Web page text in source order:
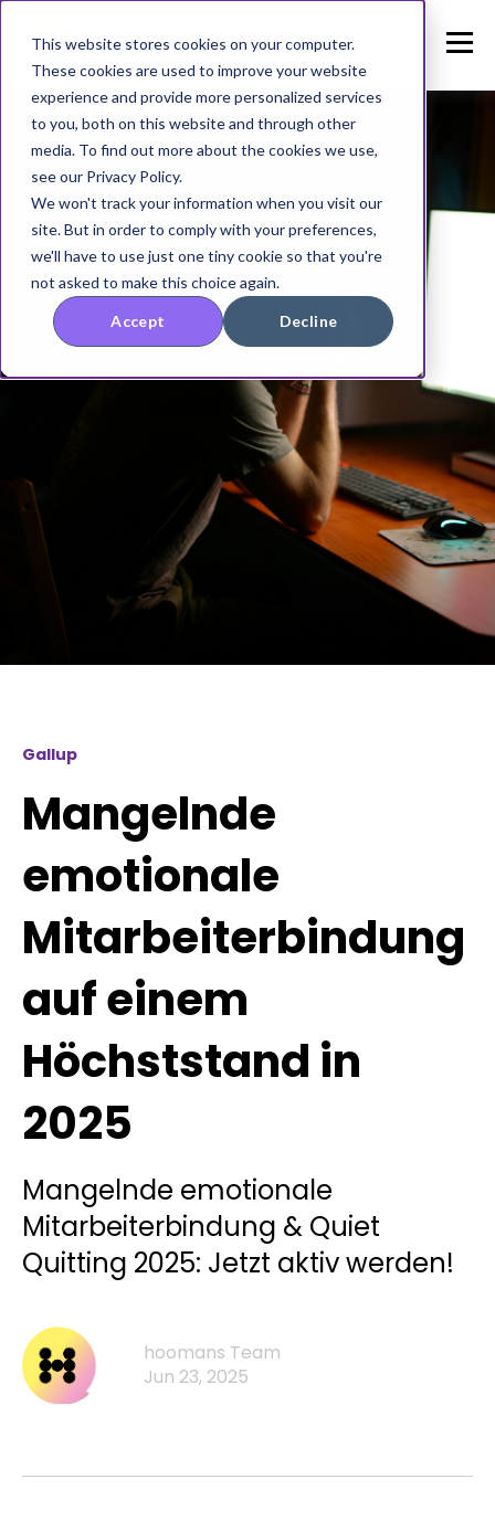
This website stores cookies on your computer.
These cookies are used to improve your website
experience and provide more personalized services
to you, both on this website and through other
media. To find out more about the cookies we use,
see our Privacy Policy.
We won't track your information when you visit our
site. But in order to comply with your preferences,
we'll have to use just one tiny cookie so that you're
not asked to make this choice again.
Accept Decline
Gallup
Mangelnde
emotionale
Mitarbeiterbindung
auf einem
Höchststand in
2025
Mangelnde emotionale
Mitarbeiterbindung & Quiet
Quitting 2025: Jetzt aktiv werden!
hoomans Team
Jun 23, 2025